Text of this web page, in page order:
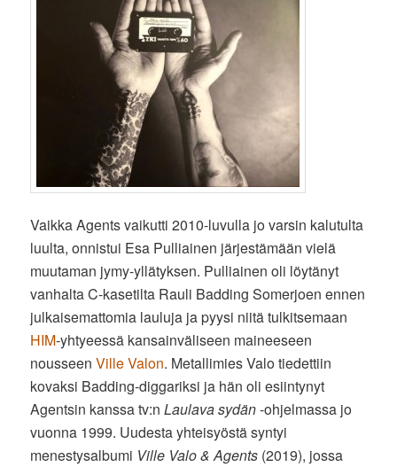
Vaikka Agents vaikutti 2010-luvulla jo varsin kalutulta
luulta, onnistui Esa Pulliainen järjestämään vielä
muutaman jymy-yllätyksen. Pulliainen oli löytänyt
vanhalta C-kasetilta Rauli Badding Somerjoen ennen
julkaisemattomia lauluja ja pyysi niitä tulkitsemaan
HIM-yhtyeessä kansainväliseen maineeseen
nousseenVille Valon. Metallimies Valo tiedettiin
kovaksi Badding-diggariksi ja hän oli esiintynyt
Agentsin kanssa tv:nLaulava sydän-ohjelmassa jo
vuonna 1999. Uudesta yhteisyöstä syntyi
menestysalbumi Ville Valo & Agents (2019), jossa